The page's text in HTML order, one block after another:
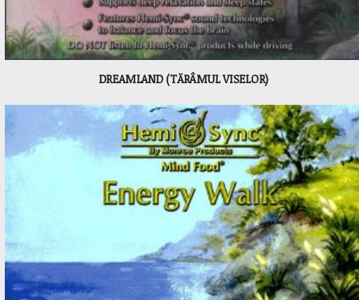
DREAMLAND (TĂRÂMUL VISELOR)